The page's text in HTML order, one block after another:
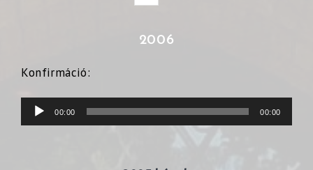
2006
Konfirmáció:
Audió
lejátszó
00:00 00:00